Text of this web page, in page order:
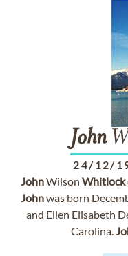
John
24/12/
JohnWilson Whitlock
Johnwas born
and Ellen Elisabeth
Carolina.